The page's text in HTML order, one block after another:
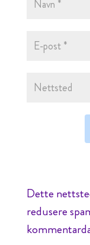
Dette
redusere